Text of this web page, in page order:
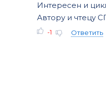
Интересен и
Автору и чтецу
-1 Ответить